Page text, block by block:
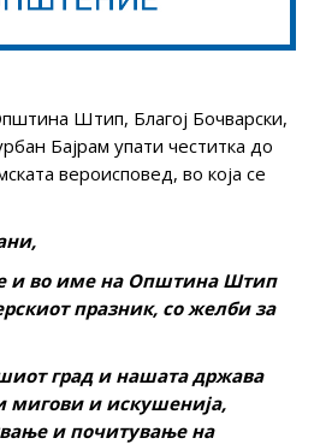
Штип, Благој Бочварски,
Бајрам упати честитка до
вероисповед, во која се
и во име на Општина Штип
празник, со желби за
град и нашата држава
мигови и искушенија,
и почитување на